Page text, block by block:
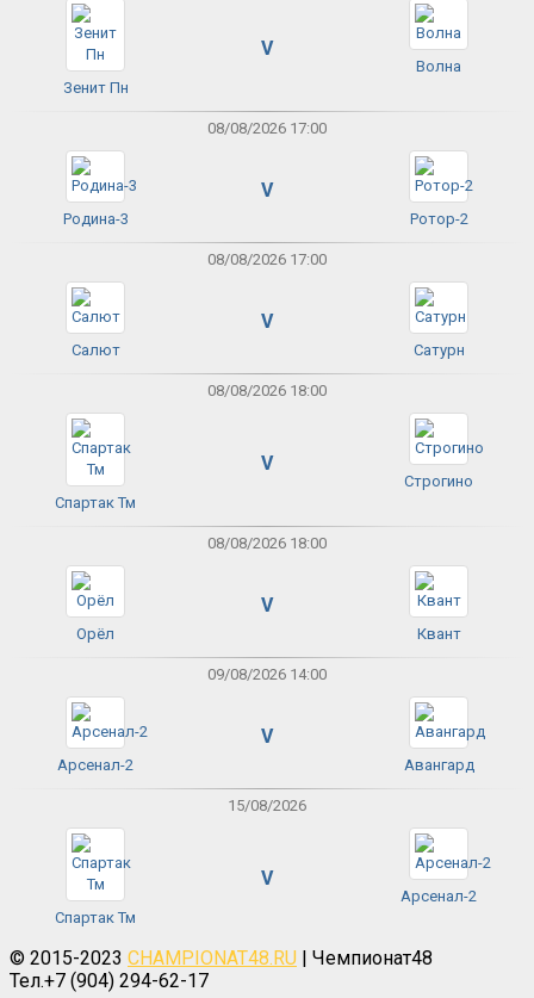
Зенит Пн
V
Волна
08/08/2026 17:00
Родина-3
V
Ротор-2
08/08/2026 17:00
Салют
V
Сатурн
08/08/2026 18:00
Спартак Тм
V
Строгино
08/08/2026 18:00
Орёл
V
Квант
09/08/2026 14:00
Арсенал-2
V
Авангард
15/08/2026
Спартак Тм
V
Арсенал-2
© 2015-2023 CHAMPIONAT48.RU | Чемпионат48
Тел.+7 (904) 294-62-17